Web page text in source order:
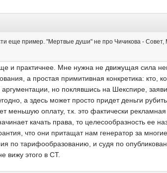
еще пример. "Мертвые души" не про Чичикова - Совет,
и практичнее. Мне нужна не движущая сила
а простая примитивная конкретика: кто,
но поклявшись на Шекспире,
а здесь может просто придет деньги
меньшую оплату, т.к. это фактически
качать права, то целесообразность ее
что они притащат нам генератор за
по тарифообразованию, и судя по
вижу этого в СТ.